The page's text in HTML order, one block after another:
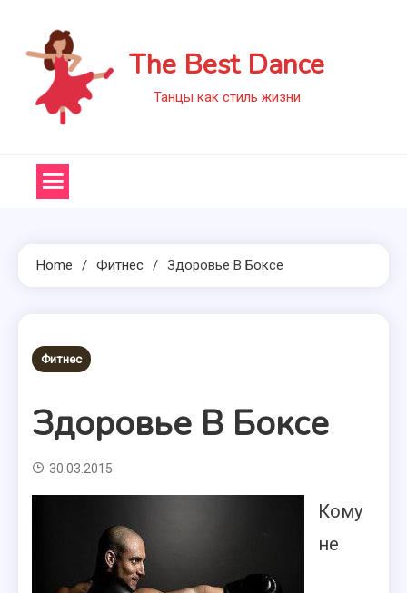
content
The Best Dance
Танцы как стиль жизни
Home Фитнес Здоровье В Боксе
Фитнес
Здоровье В Боксе
30.03.2015
Кому
не